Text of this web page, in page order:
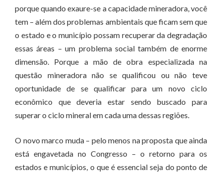
porque quando exaure-se a capacidade mineradora, você
tem – além dos problemas ambientais que ficam sem que
o estado e o município possam recuperar da degradação
essas áreas – um problema social também de enorme
dimensão. Porque a mão de obra especializada na
questão mineradora não se qualificou ou não teve
oportunidade de se qualificar para um novo ciclo
econômico que deveria estar sendo buscado para
superar o ciclo mineral em cada uma dessas regiões.
O novo marco muda – pelo menos na proposta que ainda
está engavetada no Congresso – o retorno para os
estados e municípios, o que é essencial seja do ponto de